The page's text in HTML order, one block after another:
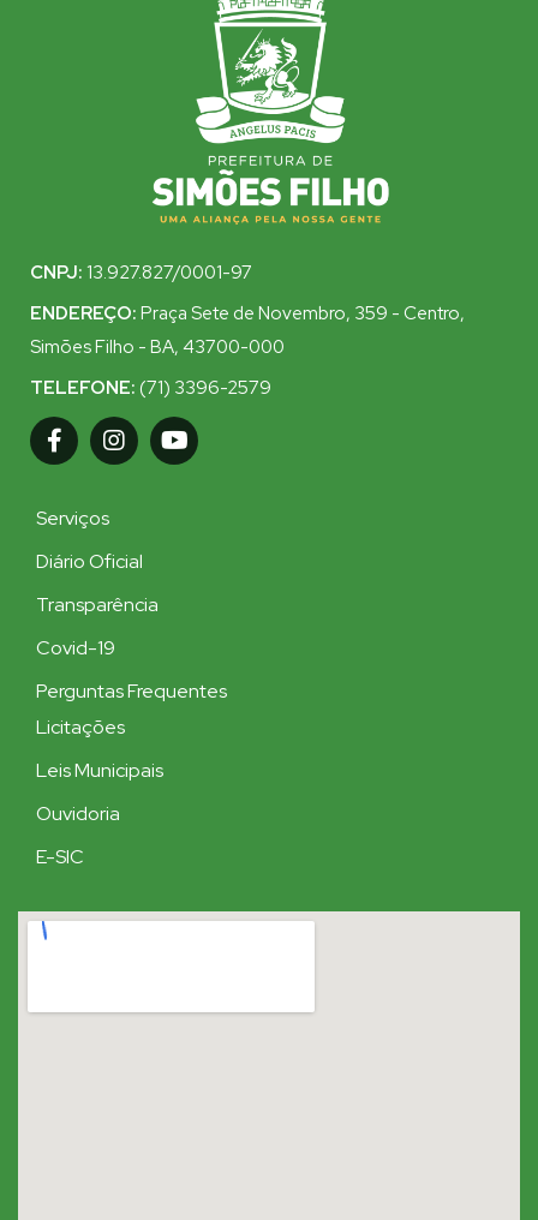
CNPJ: 13.927.827/0001-97
ENDEREÇO: Praça Sete de Novembro, 359 - Centro,
Simões Filho - BA, 43700-000
TELEFONE: (71) 3396-2579
Serviços
Diário Oficial
Transparência
Covid-19
Perguntas Frequentes
Licitações
Leis Municipais
Ouvidoria
E-SIC